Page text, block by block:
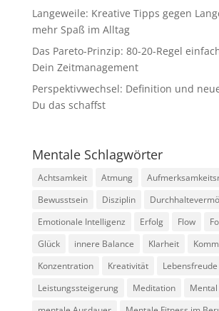
Langeweile: Kreative Tipps gegen
mehr Spaß im Alltag
Das Pareto-Prinzip: 80-20-Regel
Dein Zeitmanagement
Perspektivwechsel: Definition und
Du das schaffst
Mentale Schlagwörter
Achtsamkeit Atmung
Bewusstsein
Disziplin
Emotionale Intelligenz
Erfolg Flow
Glück
innere Balance Klarheit
Konzentration
Kreativität
Lebensfreude
Leistungssteigerung
Meditation